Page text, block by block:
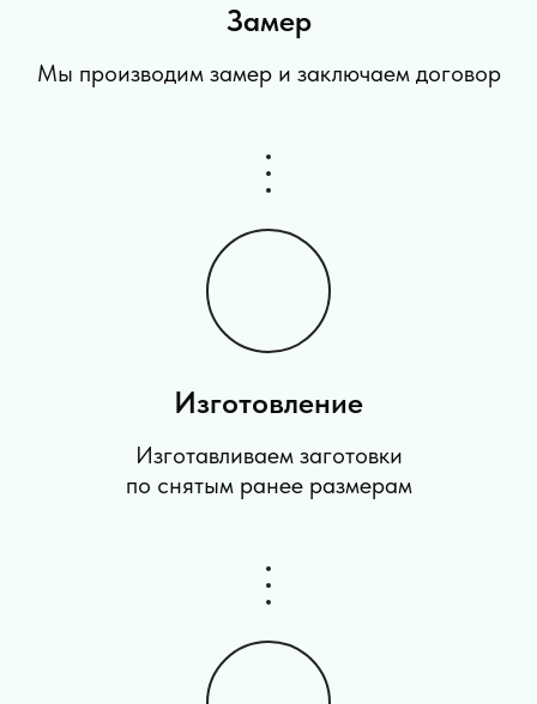
Замер
Мы производим замер и заключаем договор
Изготовление
Изготавливаем заготовки
по снятым ранее размерам